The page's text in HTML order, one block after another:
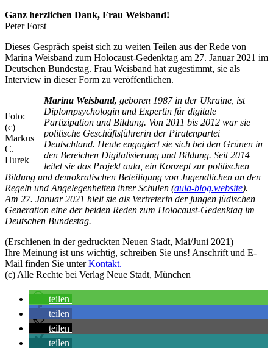
Ganz herzlichen Dank, Frau Weisband!
Peter Forst
Dieses Gespräch speist sich zu weiten Teilen aus der Rede von
Marina Weisband zum Holocaust-Gedenktag am 27. Januar 2021 im
Deutschen Bundestag. Frau Weisband hat zugestimmt, sie als
Interview in dieser Form zu veröffentlichen.
Foto:
(c)
Markus
C.
Hurek
Marina Weisband, geboren 1987 in der Ukraine, ist
Diplompsychologin und Expertin für digitale
Partizipation und Bildung. Von 2011 bis 2012 war sie
politische Geschäftsführerin der Piratenpartei
Deutschland. Heute engagiert sie sich bei den Grünen in
den Bereichen Digitalisierung und Bildung. Seit 2014
leitet sie das Projekt aula, ein Konzept zur politischen
Bildung und demokratischen Beteiligung von Jugendlichen an den
Regeln und Angelegenheiten ihrer Schulen (aula-blog.website).
Am 27. Januar 2021 hielt sie als Vertreterin der jungen jüdischen
Generation eine der beiden Reden zum Holocaust-Gedenktag im
Deutschen Bundestag.
(Erschienen in der gedruckten Neuen Stadt, Mai/Juni 2021)
Ihre Meinung ist uns wichtig, schreiben Sie uns! Anschrift und E-
Mail finden Sie unterKontakt.
(c) Alle Rechte bei Verlag Neue Stadt, München
teilen
teilen
teilen
teilen